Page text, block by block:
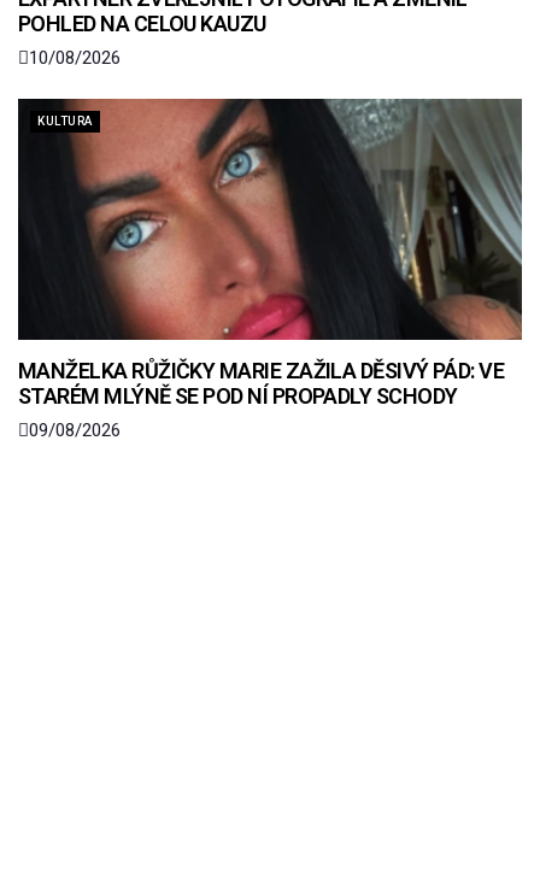
POHLED NA CELOU KAUZU
10/08/2026
KULTURA
MANŽELKA RŮŽIČKY MARIE ZAŽILA DĚSIVÝ PÁD: VE
STARÉM MLÝNĚ SE POD NÍ PROPADLY SCHODY
09/08/2026